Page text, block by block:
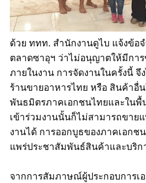
ด้วย ททท. สำนักงานดูไบ แจ้งข้อ
ตลาดซาอุฯ ว่าไม่อนุญาตให้มีการ
ภายในงาน การจัดงานในครั้งนี้ จึ
ร้านขายอาหารไทย หรือ สินค้าอื่
พันธมิตรภาคเอกชนไทยและในพื้
เข้าร่วมงานนั้นก็ไม่สามารถขาย
งานได้ การออกบูธของภาคเอกชน
แพร่ประชาสัมพันธ์สินค้าและบริก
จากการสัมภาษณ์ผู้ประกอบการเ